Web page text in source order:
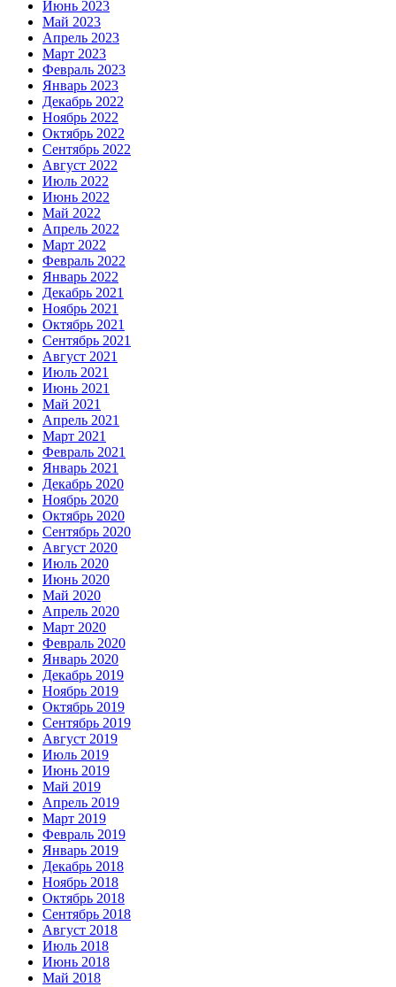
Июнь 2023
Май 2023
Апрель 2023
Март 2023
Февраль 2023
Январь 2023
Декабрь 2022
Ноябрь 2022
Октябрь 2022
Сентябрь 2022
Август 2022
Июль 2022
Июнь 2022
Май 2022
Апрель 2022
Март 2022
Февраль 2022
Январь 2022
Декабрь 2021
Ноябрь 2021
Октябрь 2021
Сентябрь 2021
Август 2021
Июль 2021
Июнь 2021
Май 2021
Апрель 2021
Март 2021
Февраль 2021
Январь 2021
Декабрь 2020
Ноябрь 2020
Октябрь 2020
Сентябрь 2020
Август 2020
Июль 2020
Июнь 2020
Май 2020
Апрель 2020
Март 2020
Февраль 2020
Январь 2020
Декабрь 2019
Ноябрь 2019
Октябрь 2019
Сентябрь 2019
Август 2019
Июль 2019
Июнь 2019
Май 2019
Апрель 2019
Март 2019
Февраль 2019
Январь 2019
Декабрь 2018
Ноябрь 2018
Октябрь 2018
Сентябрь 2018
Август 2018
Июль 2018
Июнь 2018
Май 2018